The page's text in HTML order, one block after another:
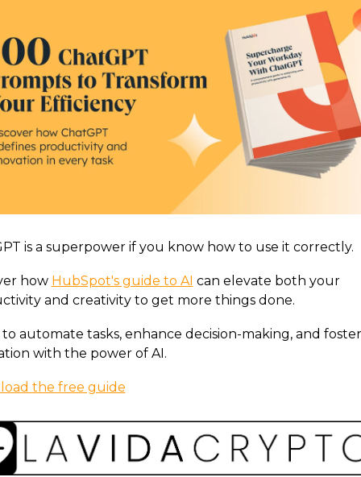
is a superpower if you know how to use it correctly.
how HubSpot's guide to AI can elevate both your
and creativity to get more things done.
automate tasks, enhance decision-making, and foster
with the power of AI.
the free guide